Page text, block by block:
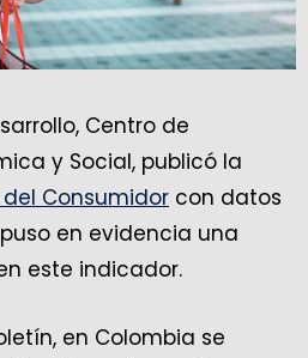
Centro de
y Social, publicó la
Consumidor con datos
en evidencia una
este indicador.
en Colombia se